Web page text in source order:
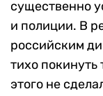
существенно
и полиции. В
российским
тихо
этого не